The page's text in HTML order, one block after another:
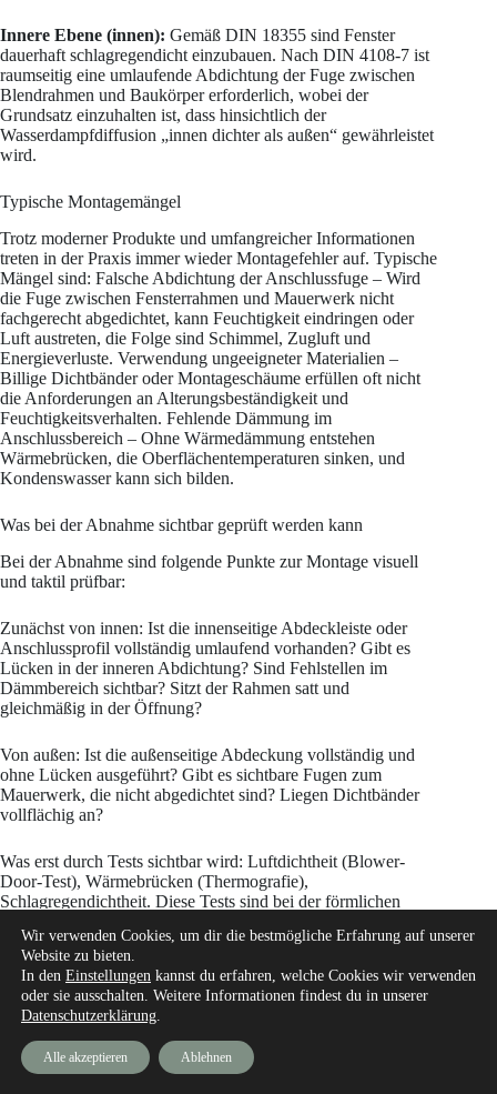
Innere Ebene (innen): Gemäß DIN 18355 sind Fenster
dauerhaft schlagregendicht einzubauen. Nach DIN 4108-7 ist
raumseitig eine umlaufende Abdichtung der Fuge zwischen
Blendrahmen und Baukörper erforderlich, wobei der
Grundsatz einzuhalten ist, dass hinsichtlich der
Wasserdampfdiffusion „innen dichter als außen“ gewährleistet
wird.
Typische Montagemängel
Trotz moderner Produkte und umfangreicher Informationen
treten in der Praxis immer wieder Montagefehler auf. Typische
Mängel sind: Falsche Abdichtung der Anschlussfuge – Wird
die Fuge zwischen Fensterrahmen und Mauerwerk nicht
fachgerecht abgedichtet, kann Feuchtigkeit eindringen oder
Luft austreten, die Folge sind Schimmel, Zugluft und
Energieverluste. Verwendung ungeeigneter Materialien –
Billige Dichtbänder oder Montageschäume erfüllen oft nicht
die Anforderungen an Alterungsbeständigkeit und
Feuchtigkeitsverhalten. Fehlende Dämmung im
Anschlussbereich – Ohne Wärmedämmung entstehen
Wärmebrücken, die Oberflächentemperaturen sinken, und
Kondenswasser kann sich bilden.
Was bei der Abnahme sichtbar geprüft werden kann
Bei der Abnahme sind folgende Punkte zur Montage visuell
und taktil prüfbar:
Zunächst von innen: Ist die innenseitige Abdeckleiste oder
Anschlussprofil vollständig umlaufend vorhanden? Gibt es
Lücken in der inneren Abdichtung? Sind Fehlstellen im
Dämmbereich sichtbar? Sitzt der Rahmen satt und
gleichmäßig in der Öffnung?
Von außen: Ist die außenseitige Abdeckung vollständig und
ohne Lücken ausgeführt? Gibt es sichtbare Fugen zum
Mauerwerk, die nicht abgedichtet sind? Liegen Dichtbänder
vollflächig an?
Was erst durch Tests sichtbar wird: Luftdichtheit (Blower-
Door-Test), Wärmebrücken (Thermografie),
Schlagregendichtheit. Diese Tests sind bei der förmlichen
8. Funktionsprüfung: Beschläge, Dichtungen,
Öffnungsverhalten
Die Funktionsprüfung umfasst das mehrfache Öffnen und
Wir verwenden Cookies, um dir die bestmögliche Erfahrung auf unserer
Website zu bieten.
In den Einstellungen kannst du erfahren, welche Cookies wir verwenden
oder sie ausschalten. Weitere Informationen findest du in unserer
Datenschutzerklärung.
Alle akzeptieren Ablehnen